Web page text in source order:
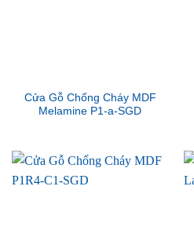
Cửa Gỗ Chống Cháy MDF
Melamine P1-a-SGD